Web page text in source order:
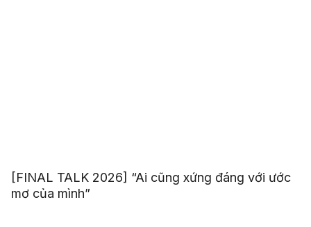
[FINAL TALK 2026] “Ai cũng xứng đáng với ước
mơ của mình”